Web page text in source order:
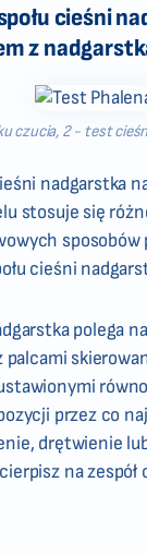
cieśni
z
czucia, 2 - test
nadgarstka
stosuje się
cieśni
polega
palcami
przez co
drętwienie
na zespół